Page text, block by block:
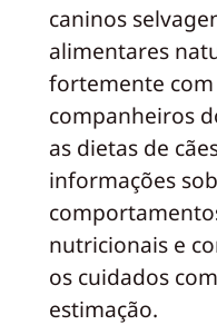
caninos
alimentares
fortemente com
companheiros
as dietas de
informações
nutricionais e
os cuidados
estimação.